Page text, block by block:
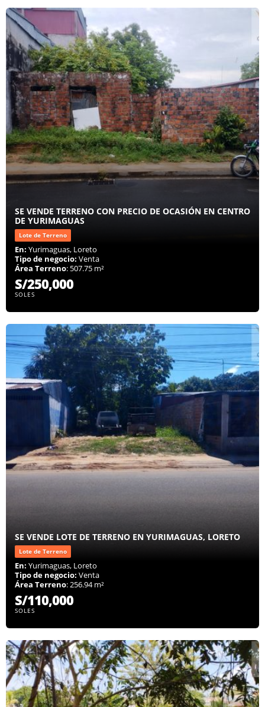
SE VENDE TERRENO CON PRECIO DE OCASIÓN EN CENTRO
DE YURIMAGUAS
Lote de Terreno
En: Yurimaguas, Loreto
Tipo de negocio: Venta
Área Terreno: 507.75 m²
S/250,000
SOLES
SE VENDE LOTE DE TERRENO EN YURIMAGUAS, LORETO
Lote de Terreno
En: Yurimaguas, Loreto
Tipo de negocio: Venta
Área Terreno: 256.94 m²
S/110,000
SOLES